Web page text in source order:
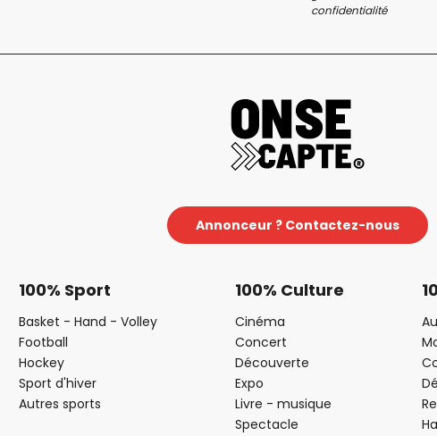
confidentialité
Annonceur ? Contactez-nous
100% Sport
Basket - Hand - Volley
Football
Hockey
Sport d'hiver
Autres sports
100% Culture
Cinéma
Concert
Découverte
Expo
Livre - musique
Spectacle